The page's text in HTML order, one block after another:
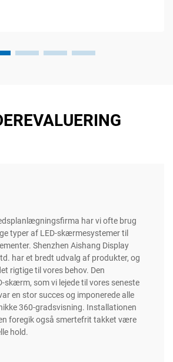
har vi ofte brug
typer af LED-skærmesystemer til
Shenzhen Aishang Display
har et bredt udvalg af produkter, og
rigtige til vores behov. Den
skærm, som vi lejede til vores seneste
en stor succes og imponerede alle
360-gradsvisning. Installationen
foregik også smertefrit takket være
hold.